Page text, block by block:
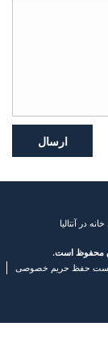
در آنتالیا
حفظ حریم خصوصی